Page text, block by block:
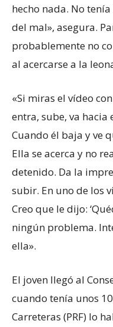
hecho nada. No
del mal», asegura.
probablemente no
al acercarse a la
«Si miras el vídeo
entra, sube, va
Cuando él baja y ve
Ella se acerca y no
detenido. Da la
subir. En uno de los
Creo que le dijo:
ningún problema.
ella».
El joven llegó al
cuando tenía unos
Carreteras (PRF) lo